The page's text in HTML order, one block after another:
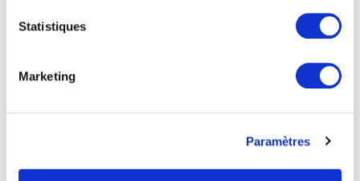
Statistiques
Marketing
Paramètres